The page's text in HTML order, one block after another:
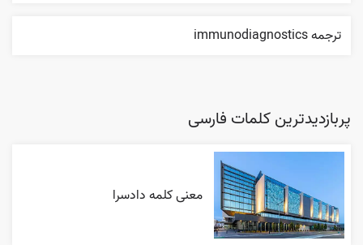
ترجمه immunodiagnostics
پربازدیدترین کلمات فارسی
معنی کلمه دادسرا